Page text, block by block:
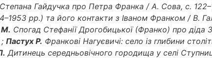
Гайдучка про Петра Франка / А. Сова, с.
рр.) та його контакти з Іваном Франком / В.
М. Спогад Стефанії Дрогобицької (Франко) про діда
Пастух Р. Франкові Нагуєвичі: село із глибини
Дитинець середньовічного городища у селі